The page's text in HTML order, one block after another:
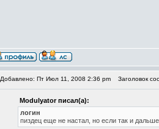
Добавлено: Пт Июл 11, 2008 2:36 pm Заголовок
Modulyator писал(а):
логин
пиздец еще не настал, но если так и